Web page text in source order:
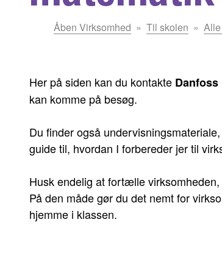
Åben Virksomhed Til skolen
Her på siden kan du kontakte
kan komme på besøg.
Du finder også
guide til, hvordan I forbereder jer til
Husk endelig at fortælle
På den måde gør du det nemt for
hjemme i klassen.